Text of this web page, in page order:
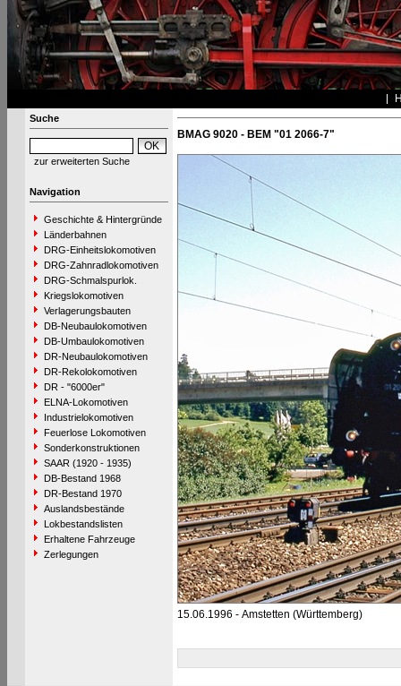
Suche
zur erweiterten Suche
Navigation
Geschichte & Hintergründe
Länderbahnen
DRG-Einheitslokomotiven
DRG-Zahnradlokomotiven
DRG-Schmalspurlok.
Kriegslokomotiven
Verlagerungsbauten
DB-Neubaulokomotiven
DB-Umbaulokomotiven
DR-Neubaulokomotiven
DR-Rekolokomotiven
DR - "6000er"
ELNA-Lokomotiven
Industrielokomotiven
Feuerlose Lokomotiven
Sonderkonstruktionen
SAAR (1920 - 1935)
DB-Bestand 1968
DR-Bestand 1970
Auslandsbestände
Lokbestandslisten
Erhaltene Fahrzeuge
Zerlegungen
BMAG 9020 - BEM "01 2066-7"
15.06.1996 - Amstetten (Württemberg)